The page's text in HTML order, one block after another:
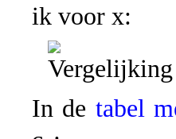
ik voor x:
In de tabel